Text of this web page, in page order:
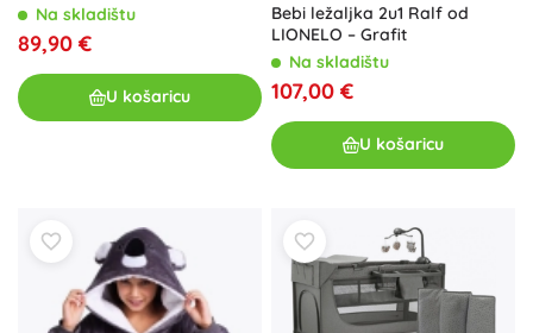
Na skladištu
89,90 €
U košaricu
Bebi ležaljka 2u1 Ralf od
LIONELO – Grafit
Na skladištu
107,00 €
U košaricu